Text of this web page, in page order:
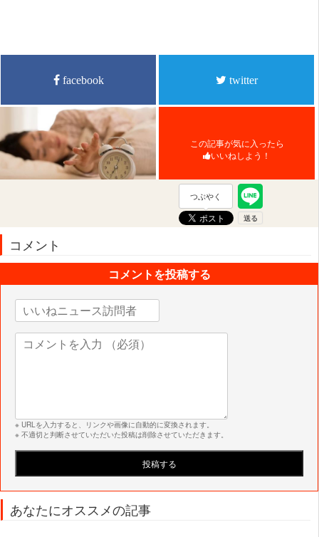
facebook twitter
この記事が気に入ったら
いいねしよう！
つぶやく
コメント
コメントを投稿する
※ URLを入力すると、リンクや画像に自動的に変換されます。
※ 不適切と判断させていただいた投稿は削除させていただきます。
あなたにオススメの記事